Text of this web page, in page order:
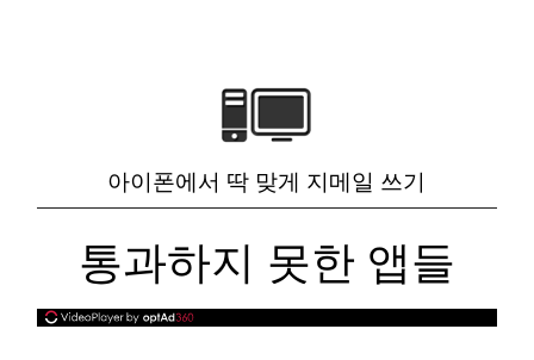
아이폰에서 딱 맞게 지메일 쓰기
통과하지 못한 앱들